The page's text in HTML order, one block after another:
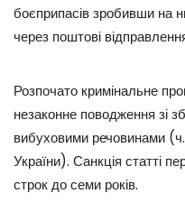
боєприпасів зробивши на
через поштові
Розпочато кримінальне
незаконне поводження зі
вибуховими речовинами
України). Санкція статті
строк до семи років.